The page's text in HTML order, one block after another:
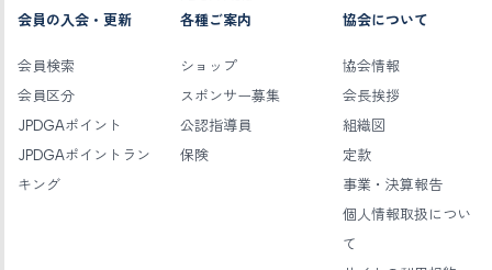
会員の入会・更新
会員検索
会員区分
JPDGAポイント
JPDGAポイントラン
キング
各種ご案内
ショップ
スポンサー募集
公認指導員
保険
協会について
協会情報
会長挨拶
組織図
定款
事業・決算報告
個人情報取扱につい
て